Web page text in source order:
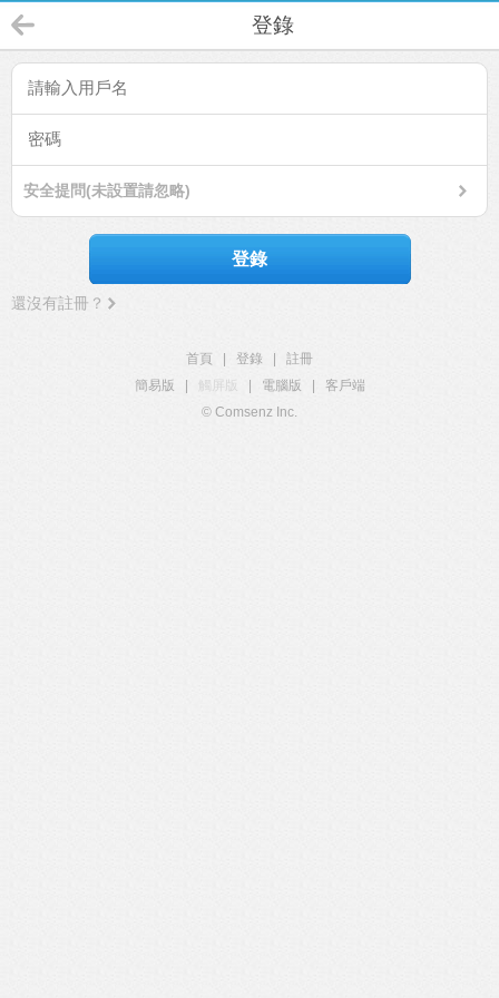
登錄
安全提問(未設置請忽略)
登錄
還沒有註冊？
首頁 登錄
註冊
簡易版
觸屏版 電腦版
客戶端
© Comsenz Inc.